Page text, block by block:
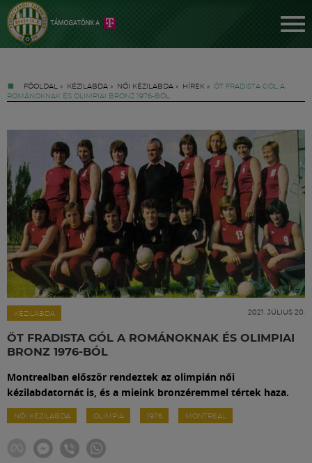
FŐOLDAL » KÉZILABDA » NŐI KÉZILABDA » HÍREK » ÖT FRADISTA GÓL A
ROMÁNOKNAK ÉS OLIMPIAI BRONZ 1976-BÓL
KÉZILABDA 2021. JÚLIUS 20.
ÖT FRADISTA GÓL A ROMÁNOKNAK ÉS OLIMPIAI
BRONZ 1976-BÓL
Montrealban először rendeztek az olimpián női
kézilabdatornát is, és a mieink bronzéremmel tértek haza.
NŐI KÉZILABDA OLIMPIA 1976 MONTREAL
Jegyek
FM YouTube +
Hírek
Labdarúgás
Meccscenter
Klub